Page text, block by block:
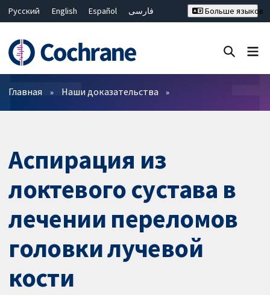
Русский English Español
فارسی
Bahasa Malaysia
ไทย
繁體中文
简体中文
Больше языков
Фильтры
Главная Наши доказательства
Аспирация из
локтевого сустава в
лечении переломов
головки лучевой
кости